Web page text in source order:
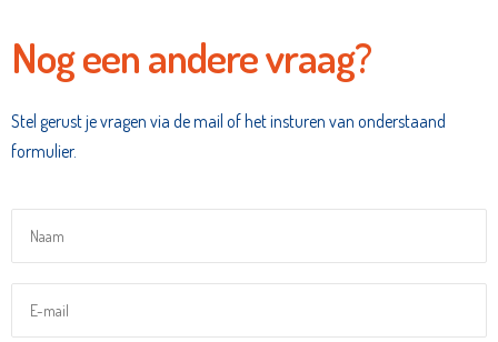
Nog een andere vraag?
Stel gerust je vragen via de mail of het insturen van onderstaand
formulier.